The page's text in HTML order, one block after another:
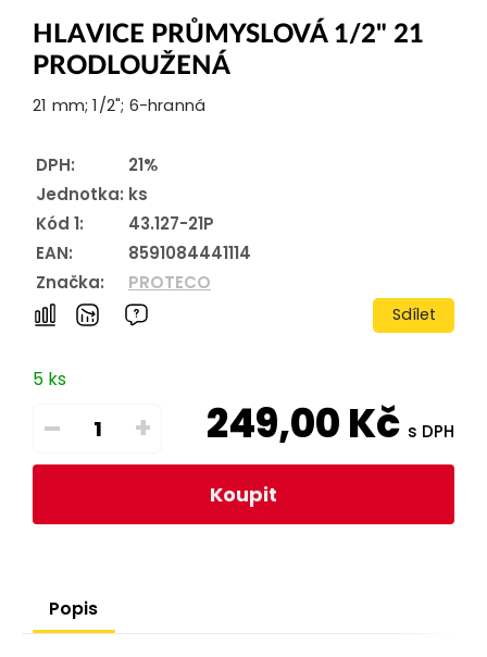
HLAVICE PRŮMYSLOVÁ 1/2" 21
PRODLOUŽENÁ
21 mm; 1/2"; 6-hranná
DPH:
21%
Jednotka: ks
Kód 1:
43.127-21P
EAN:
8591084441114
Značka:
PROTECO
Sdílet
5 ks
– + 249,00Kč s DPH
Koupit
Popis